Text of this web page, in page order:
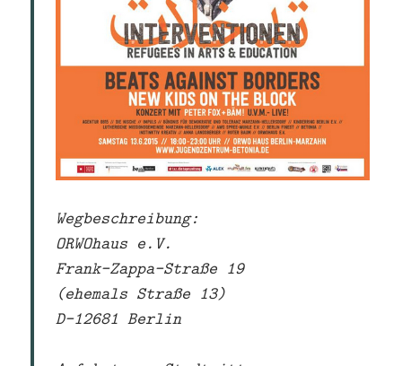
Wegbeschreibung:
ORWOhaus e.V.
Frank-Zappa-Straße 19
(ehemals Straße 13)
D-12681 Berlin